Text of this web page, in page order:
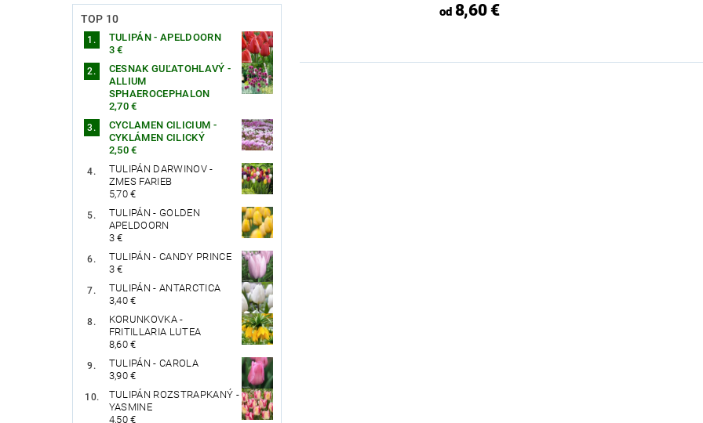
TOP 10
TULIPÁN - APELDOORN
3 €
CESNAK GUĽATOHLAVÝ -
ALLIUM
SPHAEROCEPHALON
2,70 €
CYCLAMEN CILICIUM -
CYKLÁMEN CILICKÝ
2,50 €
TULIPÁN DARWINOV -
ZMES FARIEB
5,70 €
TULIPÁN - GOLDEN
APELDOORN
3 €
TULIPÁN - CANDY PRINCE
3 €
TULIPÁN - ANTARCTICA
3,40 €
KORUNKOVKA -
FRITILLARIA LUTEA
8,60 €
TULIPÁN - CAROLA
3,90 €
TULIPÁN ROZSTRAPKANÝ -
YASMINE
4,50 €
od8,60 €